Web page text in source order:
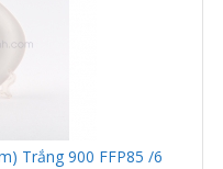
Trắng 900 FFP85 /6